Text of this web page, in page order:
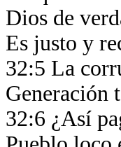
Dios de
Es justo y
32:5 La
Generación
32:6 ¿Así